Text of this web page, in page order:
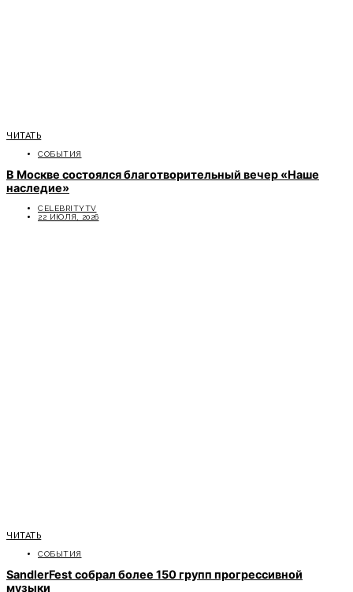
ЧИТАТЬ
СОБЫТИЯ
В Москве состоялся благотворительный вечер «Наше
наследие»
CELEBRITYTV
22 ИЮЛЯ, 2026
ЧИТАТЬ
СОБЫТИЯ
SandlerFest собрал более 150 групп прогрессивной
музыки